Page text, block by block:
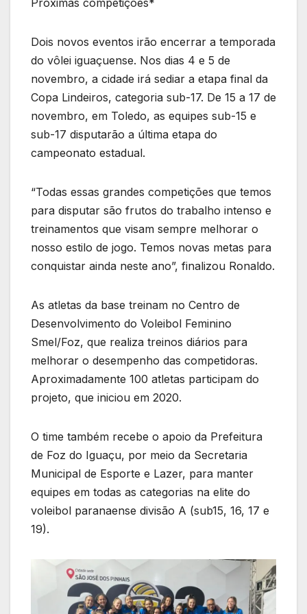
Próximas competições*
Dois novos eventos irão encerrar a temporada
do vôlei iguaçuense. Nos dias 4 e 5 de
novembro, a cidade irá sediar a etapa final da
Copa Lindeiros, categoria sub-17. De 15 a 17 de
novembro, em Toledo, as equipes sub-15 e
sub-17 disputarão a última etapa do
campeonato estadual.
“Todas essas grandes competições que temos
para disputar são frutos do trabalho intenso e
treinamentos que visam sempre melhorar o
nosso estilo de jogo. Temos novas metas para
conquistar ainda neste ano”, finalizou Ronaldo.
As atletas da base treinam no Centro de
Desenvolvimento do Voleibol Feminino
Smel/Foz, que realiza treinos diários para
melhorar o desempenho das competidoras.
Aproximadamente 100 atletas participam do
projeto, que iniciou em 2020.
O time também recebe o apoio da Prefeitura
de Foz do Iguaçu, por meio da Secretaria
Municipal de Esporte e Lazer, para manter
equipes em todas as categorias na elite do
voleibol paranaense divisão A (sub15, 16, 17 e
19).